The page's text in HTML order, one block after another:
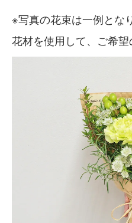
※写真の花束は一例とな
花材を使用して、ご希望